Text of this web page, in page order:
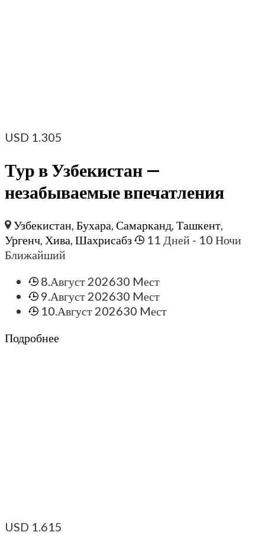
USD 1.305
Тур в Узбекистан —
незабываемые впечатления
Узбекистан,Бухара,Самарканд,Ташкент,
Ургенч, Хива, Шахрисабз 11 Дней - 10 Ночи
Ближайший
8.Август 202630 Mест
9.Август 202630 Mест
10.Август 202630 Mест
Подробнее
USD 1.615